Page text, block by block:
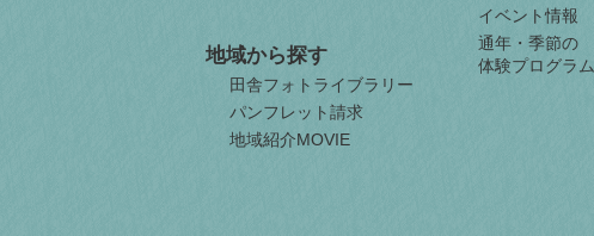
地域から探す
田舎フォトライブラリー
パンフレット請求
地域紹介MOVIE
イベント情報
通年・季節の
体験プログラム